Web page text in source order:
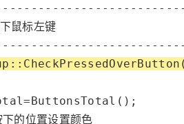
上按下鼠标左键
的位置设置颜色